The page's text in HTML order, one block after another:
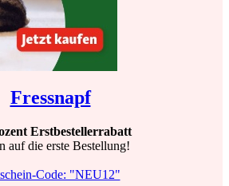
Fressnapf
Erstbestellerrabatt
auf die erste Bestellung!
Code: "NEU12"